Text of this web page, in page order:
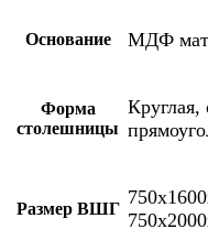
Основание МДФ
Форма
столешницы
Круглая,
Размер ВШГ